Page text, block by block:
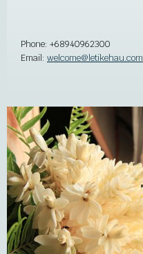
Phone: +68940962300
Email: welcome@letikehau.com